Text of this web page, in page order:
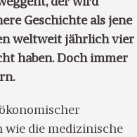
Geschichte als jene
weltweit jährlich vier
haben. Doch immer
wie die medizinische